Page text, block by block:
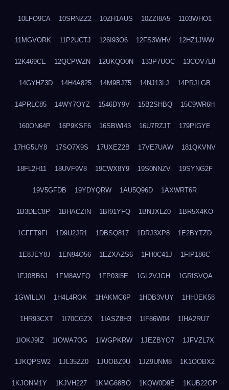
10LFO9CA 10SRNZZ2 10ZH1AUS 10ZZI8A5 1103WHO1
11MGVORK 11P2UCTJ 126I93O6 12FS3WHV 12HZ1JWW
12K469CE 12QCPWZN 12UKQO0N 133P7UOC 13COV7L8
14GYHZ3D 14H4A825 14M9BJ75 14NJ13LJ 14PRJLGB
14PRLC85 14WY7OYZ 1546DY9V 15B2SHBQ 15C9WR6H
160ON64P 16P9KSF6 16SBWI43 16U7RZJT 179PIGYE
17HG5UY8 17SO7X9S 17UXEZ2B 17VE7UAW 181QKVNV
18FL2H11 18UVF9V8 19CWX8Y9 19S0NNZV 19SYNG2F
19V5GFDB 19YDYQRW 1AU5Q96D 1AXWRT6R
1B3DEC8P 1BHACZIN 1BI91YFQ 1BNJXLZ0 1BR5X4KO
1CFFT9FI 1D9U2JR1 1DBSQ817 1DRJ3XP8 1E2BYTZD
1E8JEY8J 1EN94O56 1EZXAZS6 1FH0C41J 1FIP186C
1FJ0BB6J 1FM8AVFQ 1FP03I5E 1GL2VJGH 1GRISVQA
1GWILLXI 1H4L4ROK 1HAKMC6P 1HDB3VUY 1HHJEK58
1HR93CXT 1I70CGZX 1IASZ8H3 1IF86W04 1IHA2RU7
1IOKJ9IZ 1IOWA7OG 1IWGPKRW 1JEZBYO7 1JFVZL7X
1JKQPSW2 1JL35ZZ0 1JUOBZ9U 1JZ9UNM8 1K1OOBX2
1KJONM1Y 1KJVH227 1KMG68BO 1KQW0D9E 1KUB22OP